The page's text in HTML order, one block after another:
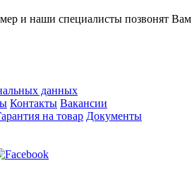
и наши специалисты позвонят Вам
данных
Контакты Вакансии
на товар Документы